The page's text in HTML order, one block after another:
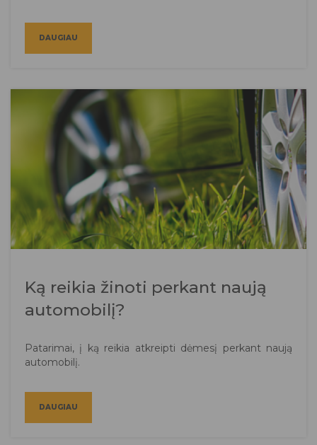
DAUGIAU
Ką reikia žinoti perkant naują
automobilį?
Patarimai, į ką reikia atkreipti dėmesį perkant naują
automobilį.
DAUGIAU